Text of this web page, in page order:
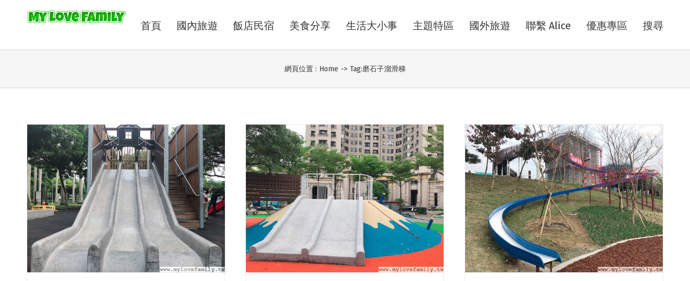
首頁 國內旅遊 飯店民宿 美食分享 生活大小事 主題特區 國外旅遊 聯繫 Alice 優惠專區 搜尋
網頁位置 : Home -> Tag:磨石子溜滑梯